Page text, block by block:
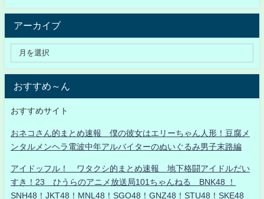
アーカイブ
おすすめ～ん
おすすめサイト
おネコさん的まとめ速報 僕の彼女はエリーちゃん人形！豆腐メ
ンタルメンヘラ電波中年アルバイターのぬいぐるみ男子末路編
アイドッフル！ ワタクシ的まとめ速報 地下格闘アイドルだい
すき！23 ひうらのアニメ放送局101ちゃんねる BNK48 ！
SNH48！JKT48！MNL48！SGO48！GNZ48！STU48！SKE48